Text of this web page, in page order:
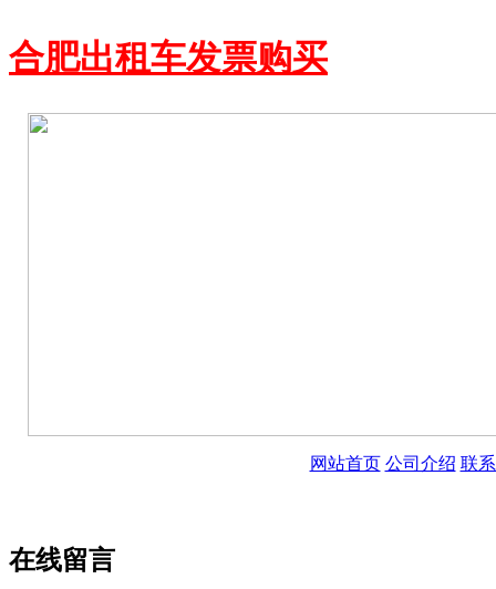
合肥出租车发票购买
网站首页 公司介绍 联
在线留言